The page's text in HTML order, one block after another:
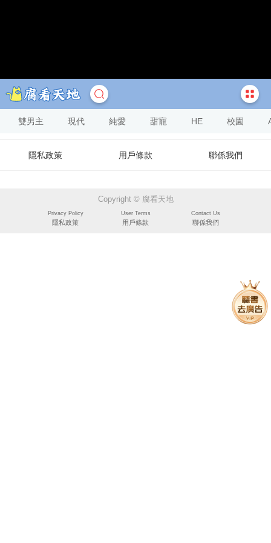
雙男主 現代 純愛 甜寵 HE 校園
隱私政策 用戶條款 聯係我們
Copyright © 腐看天地
Privacy Policy
隱私政策
User Terms
用戶條款
Contact Us
聯係我們